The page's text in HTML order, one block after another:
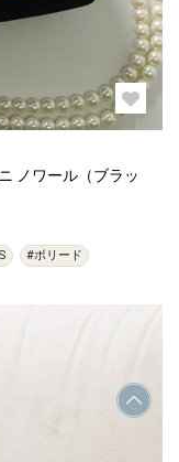
ノワール（ブラッ
#ボリード